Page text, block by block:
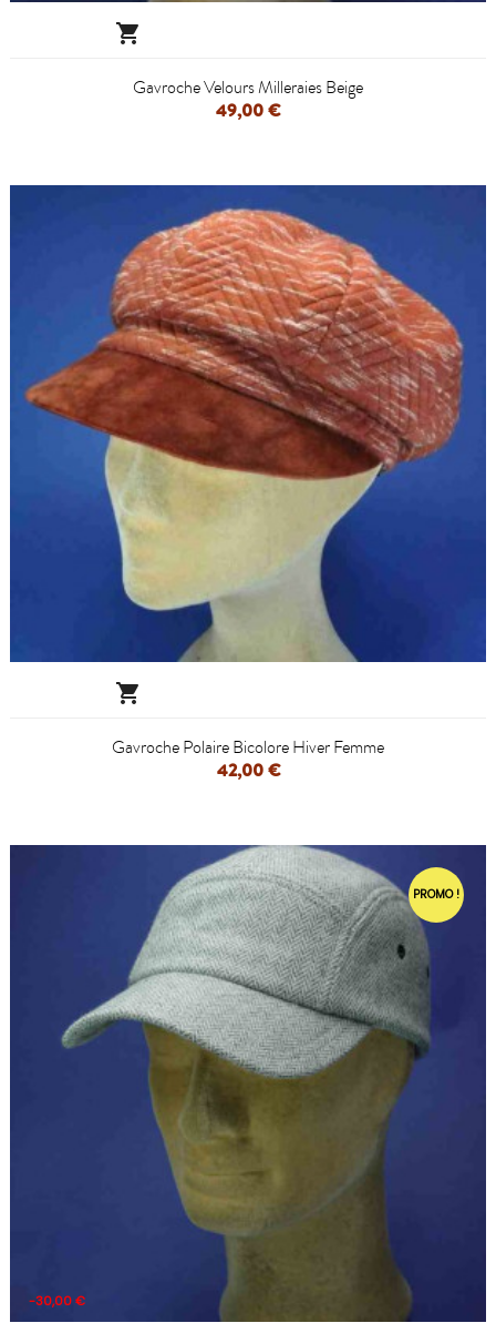

Gavroche Velours Milleraies Beige
49,00 €

Gavroche Polaire Bicolore Hiver Femme
42,00 €
PROMO !
-30,00 €